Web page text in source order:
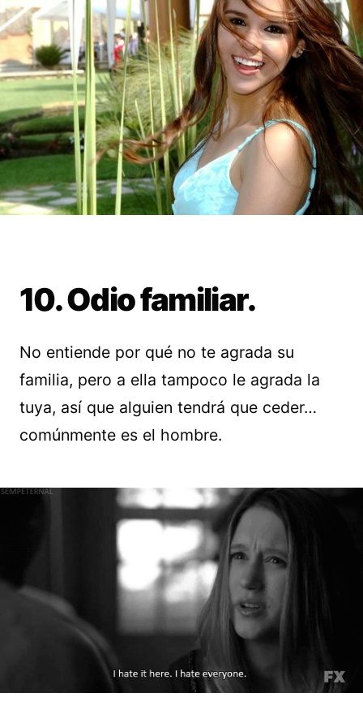
10. Odio familiar.
No entiende por qué no te agrada su
familia, pero a ella tampoco le agrada la
tuya, así que alguien tendrá que ceder…
comúnmente es el hombre.